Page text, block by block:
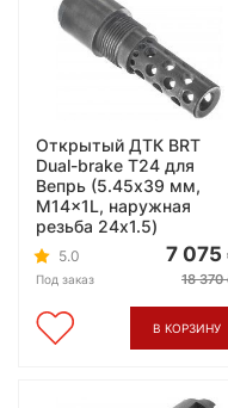
Открытый ДТК BRT
Dual-brake T24 для
Вепрь (5.45x39 мм,
M14x1L, наружная
резьба 24x1.5)
5.0
Под заказ
7 075
18 370
В КОРЗИНУ